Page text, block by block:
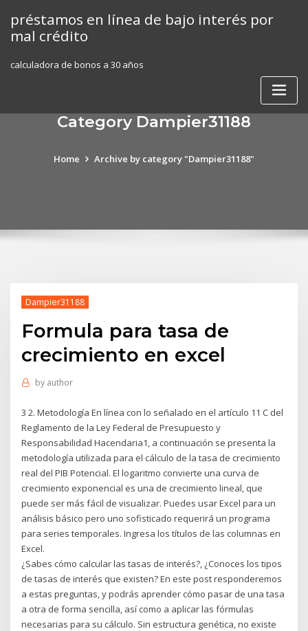
content
préstamos en línea de bajo interés por
mal crédito
calculadora de bonos a 30 años
Category Dampier31188
Home Archive by category "Dampier31188"
Dampier31188
Formula para tasa de
crecimiento en excel
by author
3 2. Metodología En línea con lo señalado en el artículo 11 C del
Reglamento de la Ley Federal de Presupuesto y
Responsabilidad Hacendaria1, a continuación se presenta la
metodología utilizada para el cálculo de la tasa de crecimiento
real del PIB Potencial. El logaritmo convierte una curva de
crecimiento exponencial es una de crecimiento lineal, que
puede ser más fácil de visualizar. Puedes usar Excel para un
análisis básico pero uno sofisticado requerirá un programa
para series temporales. Ingresa los títulos de las columnas en
Excel.
¿Sabes cómo calcular las tasas de interés?, ¿Conoces los tipos
de tasas de interés que existen? En este post responderemos
a estas preguntas, y podrás aprender cómo pasar de una tasa
a otra de forma sencilla, así como a aplicar las fórmulas
necesarias para su cálculo. Sin estructura genética, no existe